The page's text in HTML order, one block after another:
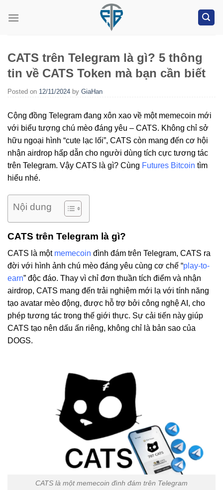
CATS trên Telegram là gì? 5 thông
tin về CATS Token mà bạn cần biết
Posted on 12/11/2024 by GiaHan
Cộng đồng Telegram đang xôn xao về một memecoin mới
với biểu tượng chú mèo đáng yêu – CATS. Không chỉ sở
hữu ngoại hình “cute lạc lối”, CATS còn mang đến cơ hội
nhận airdrop hấp dẫn cho người dùng tích cực tương tác
trên Telegram. Vậy CATS là gì? Cùng Futures Bitcoin tìm
hiểu nhé.
Nội dung
CATS trên Telegram là gì?
CATS là một memecoin đình đám trên Telegram, CATS ra
đời với hình ảnh chú mèo đáng yêu cùng cơ chế “play-to-
earn” độc đáo. Thay vì chỉ đơn thuần tích điểm và nhận
airdrop, CATS mang đến trải nghiệm mới lạ với tính năng
tạo avatar mèo động, được hỗ trợ bởi công nghệ AI, cho
phép tương tác trong thế giới thực. Sự cải tiến này giúp
CATS tạo nên dấu ấn riêng, không chỉ là bản sao của
DOGS.
CATS là một memecoin đình đám trên Telegram